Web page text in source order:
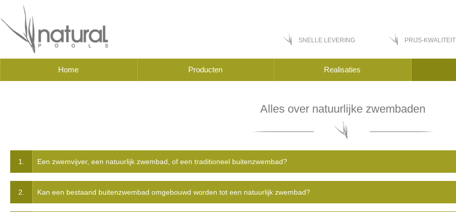
PRIJS-KWALITEIT
SNELLE LEVERING
Home Producten Realisaties
Alles over natuurlijke zwembaden
1. Een zwemvijver, een natuurlijk zwembad, of een traditioneel buitenzwembad?
2. Kan een bestaand buitenzwembad omgebouwd worden tot een natuurlijk zwembad?